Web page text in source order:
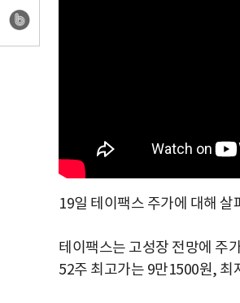
19일 테이팩스 주가에 대해 살
테이팩스는 고성장 전망에 주
52주 최고가는 9만1500원, 최